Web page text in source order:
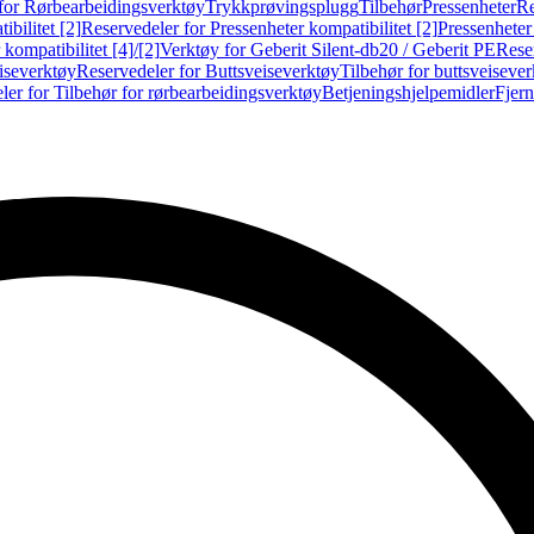
RørbearbeidingsverktøyTrykkprøvingspluggTilbehørPressenheter
[2]Reservedeler for Pressenheter kompatibilitet [2]
kompatibilitet [4]/[2]Verktøy for Geberit Silent-db20 / Geberit PE
Reservedeler for ButtsveiseverktøyTilbehør for
for Tilbehør for rørbearbeidingsverktøyBetjeningshjelpemidler